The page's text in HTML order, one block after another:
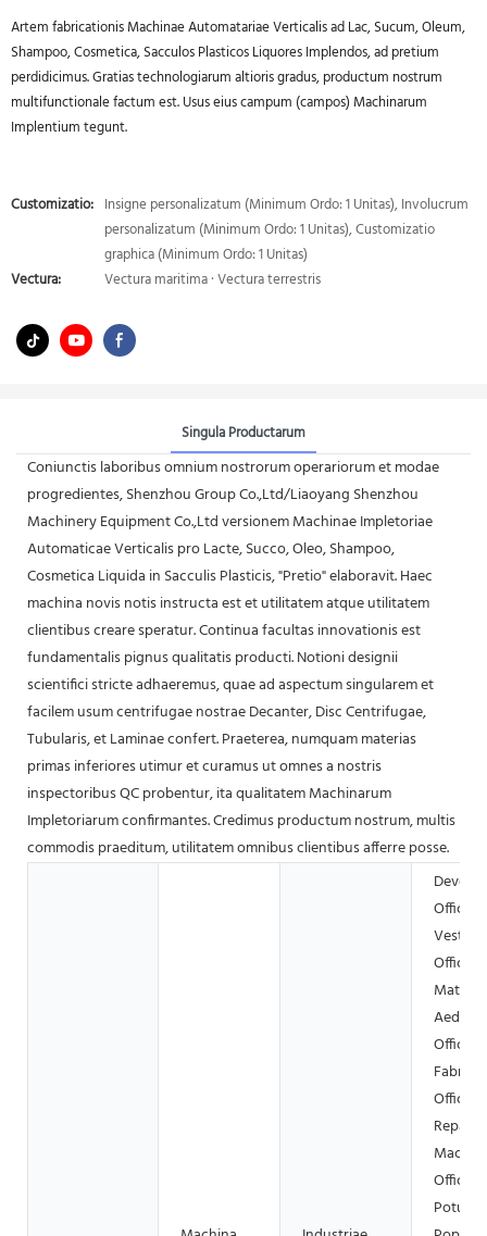
Artem fabricationis Machinae Automatariae Verticalis ad Lac, Sucum, Oleum,
Shampoo, Cosmetica, Sacculos Plasticos Liquores Implendos, ad pretium
perdidicimus. Gratias technologiarum altioris gradus, productum nostrum
multifunctionale factum est. Usus eius campum (campos) Machinarum
Implentium tegunt.
Customizatio: Insigne personalizatum (Minimum Ordo: 1 Unitas), Involucrum
personalizatum (Minimum Ordo: 1 Unitas), Customizatio
graphica (Minimum Ordo: 1 Unitas)
Vectura:
Vectura maritima · Vectura terrestris
Singula Productarum
Coniunctis laboribus omnium nostrorum operariorum et modae
progredientes, Shenzhou Group Co.,Ltd/Liaoyang Shenzhou
Machinery Equipment Co.,Ltd versionem Machinae Impletoriae
Automaticae Verticalis pro Lacte, Succo, Oleo, Shampoo,
Cosmetica Liquida in Sacculis Plasticis, "Pretio" elaboravit. Haec
machina novis notis instructa est et utilitatem atque utilitatem
clientibus creare speratur. Continua facultas innovationis est
fundamentalis pignus qualitatis producti. Notioni designii
scientifici stricte adhaeremus, quae ad aspectum singularem et
facilem usum centrifugae nostrae Decanter, Disc Centrifugae,
Tubularis, et Laminae confert. Praeterea, numquam materias
primas inferiores utimur et curamus ut omnes a nostris
inspectoribus QC probentur, ita qualitatem Machinarum
Impletoriarum confirmantes. Credimus productum nostrum, multis
commodis praeditum, utilitatem omnibus clientibus afferre posse.
Officina
Potus,